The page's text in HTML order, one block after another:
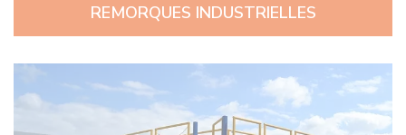
REMORQUES INDUSTRIELLES